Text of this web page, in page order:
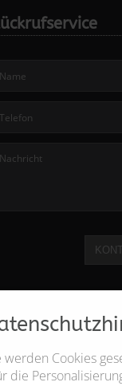
Cookies
die